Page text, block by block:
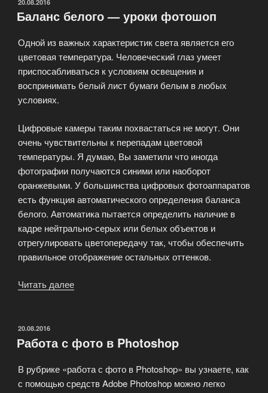
ОПУБЛИКОВАНО
20.08.2016
Баланс белого — уроки фотошоп
Одной из важных характеристик света является его
цветовая температура. Человеческий глаз умеет
приспосабливаться к условиям освещения и
воспринимать белый лист бумаги белым в любых
условиях.
Цифровые камеры таким похвастаться не могут. Они
очень чувствительны к перепадам цветовой
температуры. Я думаю, Вы заметили что иногда
фотографии получаются синими или наоборот
оранжевыми. У большинства цифровых фотоаппаратов
есть функция автоматического определения баланса
белого. Автоматика пытается определить наличие в
кадре нейтрально-серых или белых объектов и
отрегулировать цветопередачу так, чтобы обеспечить
правильное отображение остальных оттенков.
Читать далее
фотошоп»
ОПУБЛИКОВАНО
20.08.2016
Работа с фото в Photoshop
В рубрике «работа с фото в Photoshop» вы узнаете, как
с помощью средств Adobe Photoshop можно легко